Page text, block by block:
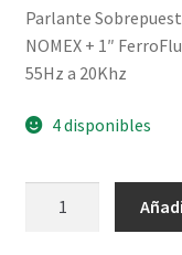
Parlante
NOMEX + 1″
55Hz a 20Khz
4 disponibles